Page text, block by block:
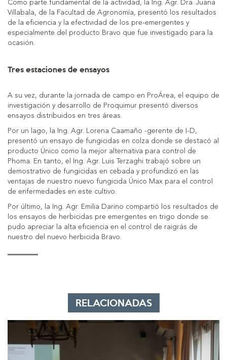
Como parte fundamental de la actividad, la Ing. Agr. Dra. Juana
Villabala, de la Facultad de Agronomía, presentó los resultados
de la eficiencia y la efectividad de los pre-emergentes y
especialmente del producto Bravo que fue investigado para la
ocasión.
Tres estaciones de ensayos
A su vez, durante la jornada de campo en ProÁrea, el equipo de
investigación y desarrollo de Proquimur presentó diversos
ensayos distribuidos en tres áreas.
Por un lago, la Ing. Agr. Lorena Caamaño -gerente de I-D,
presentó un ensayo de fungicidas en colza donde se destacó al
producto Único como la mejor alternativa para control de
Phoma. En tanto, el Ing. Agr. Luis Terzaghi trabajó sobre un
demostrativo de fungicidas en cebada y profundizó en las
ventajas de nuestro nuevo fungicida Único Max para el control
de enfermedades en este cultivo.
Por último, la Ing. Agr. Emilia Darino compartió los resultados de
los ensayos de herbicidas pre emergentes en trigo donde se
pudo apreciar la alta eficiencia en el control de raigrás de
nuestro del nuevo herbicida Bravo.
RELACIONADAS